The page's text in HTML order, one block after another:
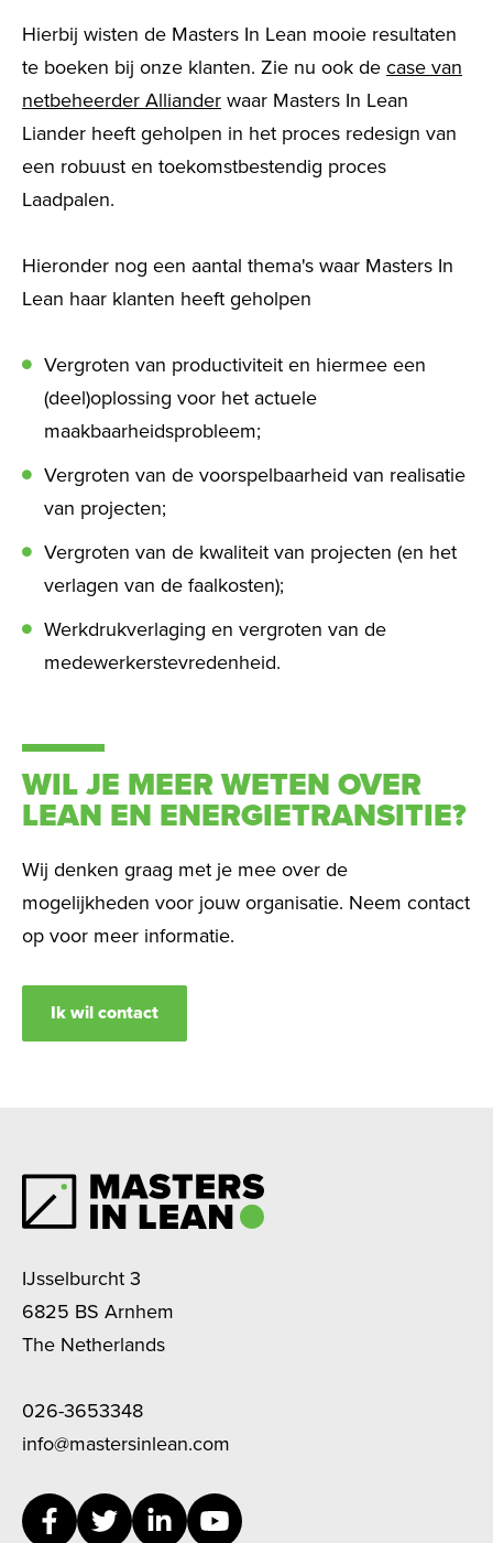
Hierbij wisten de Masters In Lean mooie resultaten
te boeken bij onze klanten. Zie nu ook de case van
netbeheerder Alliander waar Masters In Lean
Liander heeft geholpen in het proces redesign van
een robuust en toekomstbestendig proces
Laadpalen.
Hieronder nog een aantal thema's waar Masters In
Lean haar klanten heeft geholpen
Vergroten van productiviteit en hiermee een
(deel)oplossing voor het actuele
maakbaarheidsprobleem;
Vergroten van de voorspelbaarheid van realisatie
van projecten;
Vergroten van de kwaliteit van projecten (en het
verlagen van de faalkosten);
Werkdrukverlaging en vergroten van de
medewerkerstevredenheid.
WIL JE MEER WETEN OVER
LEAN EN ENERGIETRANSITIE?
Wij denken graag met je mee over de
mogelijkheden voor jouw organisatie. Neem contact
op voor meer informatie.
Ik wil contact
IJsselburcht 3
6825 BS Arnhem
The Netherlands
026-3653348
info@mastersinlean.com